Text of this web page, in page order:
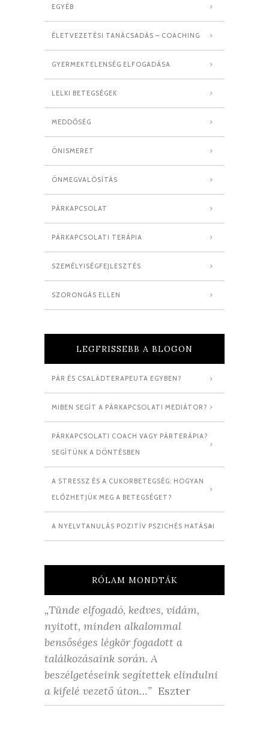
EGYÉB
ÉLETVEZETÉSI TANÁCSADÁS – COACHING
GYERMEKTELENSÉG ELFOGADÁSA
LELKI BETEGSÉGEK
MEDDŐSÉG
ÖNISMERET
ÖNMEGVALÓSÍTÁS
PÁRKAPCSOLAT
PÁRKAPCSOLATI TERÁPIA
SZEMÉLYISÉGFEJLESZTÉS
SZORONGÁS ELLEN
LEGFRISSEBB A BLOGON
PÁR ÉS CSALÁDTERAPEUTA EGYBEN?
MIBEN SEGÍT A PÁRKAPCSOLATI MEDIÁTOR?
PÁRKAPCSOLATI COACH VAGY PÁRTERÁPIA?
SEGÍTÜNK A DÖNTÉSBEN
A STRESSZ ÉS A CUKORBETEGSÉG: HOGYAN
ELŐZHETJÜK MEG A BETEGSÉGET?
A NYELVTANULÁS POZITÍV PSZICHÉS HATÁSAI
RÓLAM MONDTÁK
„Tünde elfogadó, kedves, vidám,
nyitott, minden alkalommal
bensőséges légkör fogadott a
találkozásaink során. A
beszélgetéseink segítettek elindulni
a kifelé vezető úton…” Eszter